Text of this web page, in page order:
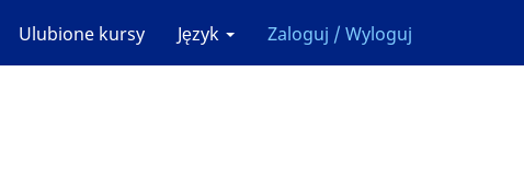
Ulubione kursy Język Zaloguj / Wyloguj